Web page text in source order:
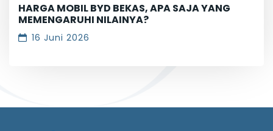
HARGA MOBIL BYD BEKAS, APA SAJA YANG
MEMENGARUHI NILAINYA?
16 Juni 2026